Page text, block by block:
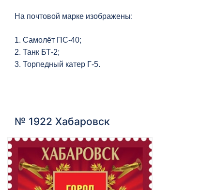
На почтовой марке изображены:
1. Самолёт ПС-40;
2. Танк БТ-2;
3. Торпедный катер Г-5.
№ 1922 Хабаровск